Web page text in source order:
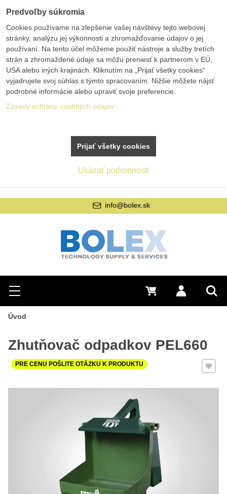
Hľadať
Menu Prihlásiť sa
0 €
info@bolex.sk
Úvod
Zhutňovač odpadkov PEL660
Pridať
PRE CENU POŠLITE OTÁZKU K PRODUKTU
Predvoľby súkromia
Cookies používame na zlepšenie vašej návštevy tejto webovej
stránky, analýzu jej výkonnosti a zhromažďovanie údajov o jej
používaní. Na tento účel môžeme použiť nástroje a služby tretích
strán a zhromaždené údaje sa môžu preniesť k partnerom v EÚ,
USA alebo iných krajinách. Kliknutím na „Prijať všetky cookies“
vyjadrujete svoj súhlas s týmto spracovaním. Nižšie môžete nájsť
podrobné informácie alebo upraviť svoje preferencie.
Zásady ochrany osobných údajov
Ukázať podrobnosti
Prijať všetky cookies